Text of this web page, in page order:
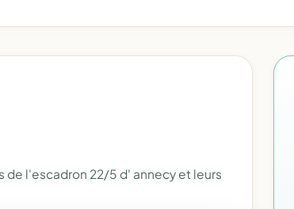
l'escadron 22/5 d' annecy et leurs